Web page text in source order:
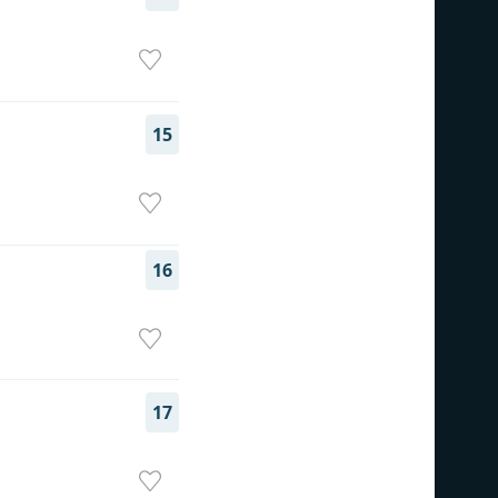
15
16
17